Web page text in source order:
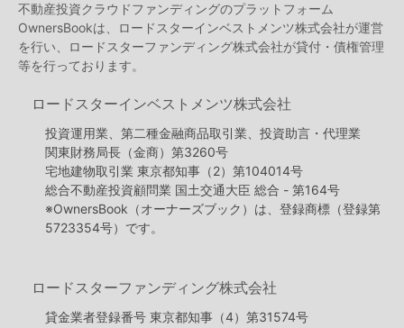
不動産投資クラウドファンディングのプラットフォーム
OwnersBookは、ロードスターインベストメンツ株式会社が運営
を行い、ロードスターファンディング株式会社が貸付・債権管理
等を行っております。
ロードスターインベストメンツ株式会社
投資運用業、第二種金融商品取引業、投資助言・代理業
関東財務局長（金商）第3260号
宅地建物取引業 東京都知事（2）第104014号
総合不動産投資顧問業 国土交通大臣 総合 - 第164号
※OwnersBook（オーナーズブック）は、登録商標（登録第
5723354号）です。
ロードスターファンディング株式会社
貸金業者登録番号 東京都知事（4）第31574号